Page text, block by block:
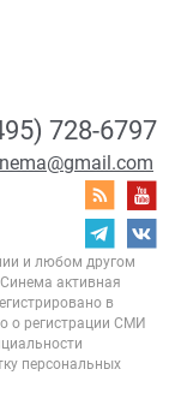
728-6797
и любом другом
активная
в
о регистрации СМИ
персональных